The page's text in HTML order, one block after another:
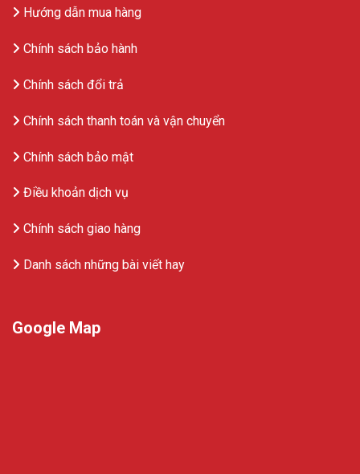
Hướng dẫn mua hàng
Chính sách bảo hành
Chính sách đổi trả
Chính sách thanh toán và vận chuyển
Chính sách bảo mật
Điều khoản dịch vụ
Chính sách giao hàng
Danh sách những bài viết hay
Google Map